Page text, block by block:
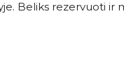
Beliks rezervuoti ir